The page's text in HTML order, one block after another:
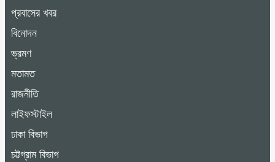
প্রবাসের খবর
বিনোদন
ভ্রমণ
মতামত
রাজনীতি
লাইফস্টাইল
ঢাকা বিভাগ
চট্টগ্রাম বিভাগ